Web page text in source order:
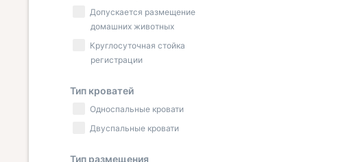
Допускается размещение
домашних животных
Круглосуточная стойка
регистрации
Тип кроватей
Односпальные кровати
Двуспальные кровати
Тип размещения